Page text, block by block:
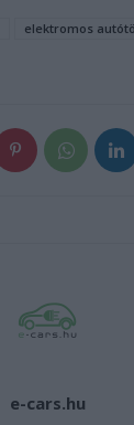
elektromos
e-cars.hu